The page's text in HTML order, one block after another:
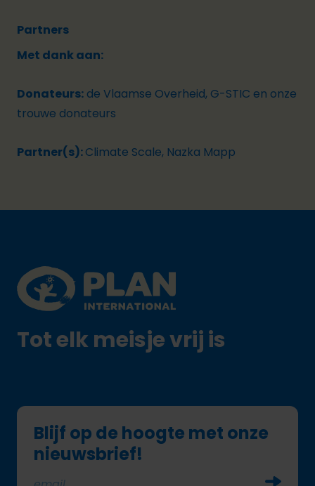
Partners
Met dank aan:
Donateurs: de Vlaamse Overheid, G-STIC en onze
trouwe donateurs
Partner(s):Climate Scale, Nazka Mapp
Plan International logo
Tot elk meisje vrij is
Blijf op de hoogte met onze
nieuwsbrief!